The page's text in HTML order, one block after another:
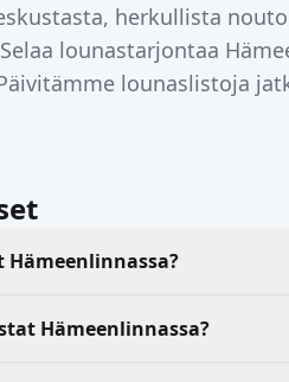
herkullista
lounastarjontaa
lounaslistoja
Hämeenlinnassa?